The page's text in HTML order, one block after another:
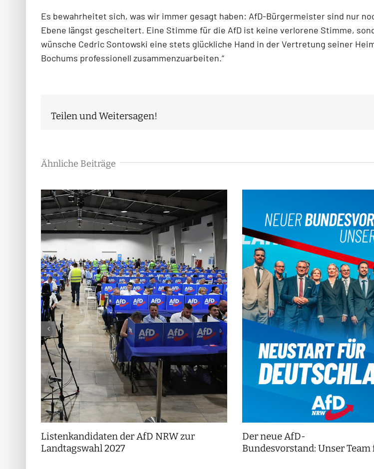
Es bewahrheitet sich, was wir immer gesagt haben: AfD-Bürgermeister sind nur
Ebene längst gescheitert. Eine Stimme für die AfD ist keine verlorene Stimme,
wünsche Cedric Sontowski eine stets glückliche Hand in der Vertretung seiner
Bochums professionell zusammenzuarbeiten.“
Teilen und Weitersagen!
Ähnliche Beiträge
Listenkandidaten der AfD NRW zur
Landtagswahl 2027
Der neue AfD-
Bundesvorstand: Unser